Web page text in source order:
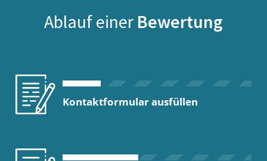
Ablauf einer Bewertung
Kontaktformular ausfüllen